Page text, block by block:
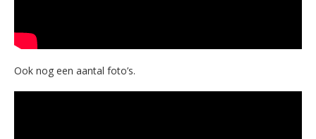
Ook nog een aantal foto’s.